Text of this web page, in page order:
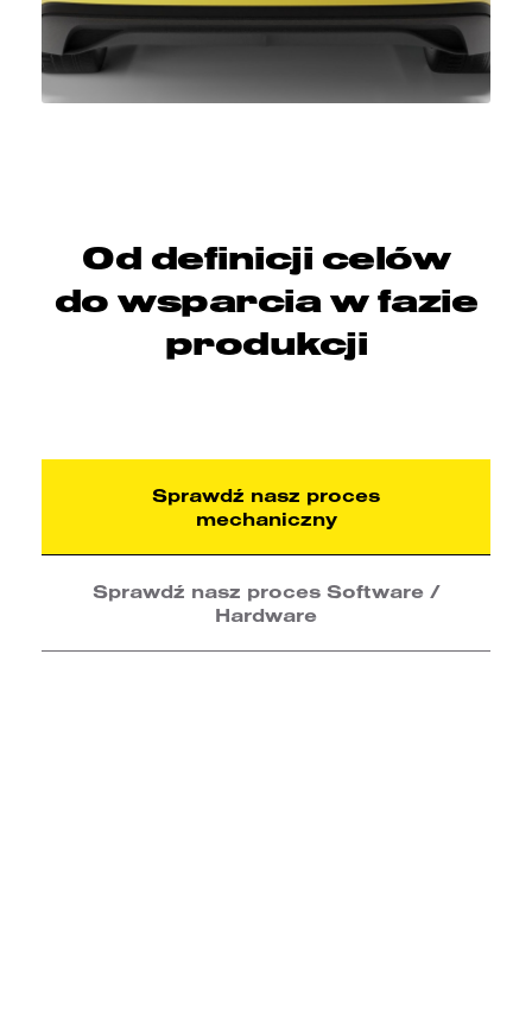
Od definicji celów
do wsparcia w fazie
produkcji​
Sprawdź nasz proces
mechaniczny
Sprawdź nasz proces Software /
Hardware